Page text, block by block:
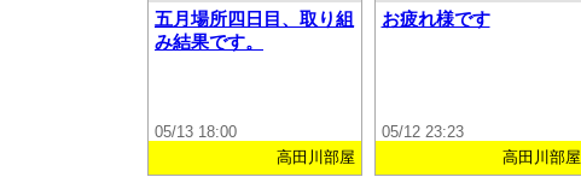
五月場所四日目、取り組
み結果です。
05/13 18:00
高田川部屋
お疲れ様です
05/12 23:23
高田川部屋